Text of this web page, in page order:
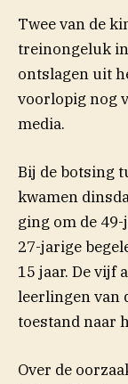
Twee van de
treinongeluk
ontslagen uit
voorlopig nog
media(opent in
.
Bij de botsing
kwamen
ging om de
27-jarige
15 jaar. De vijf
leerlingen van
toestand naar
Over de